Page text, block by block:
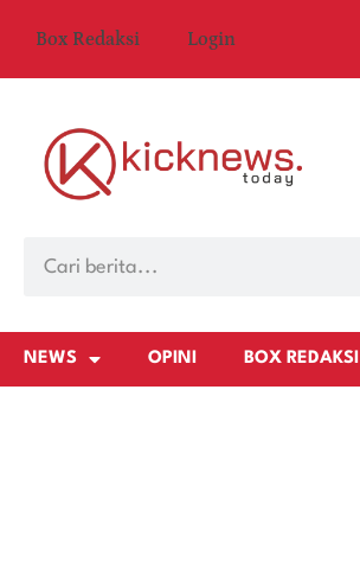
Box Redaksi Login
NEWS OPINI BOX REDAKSI